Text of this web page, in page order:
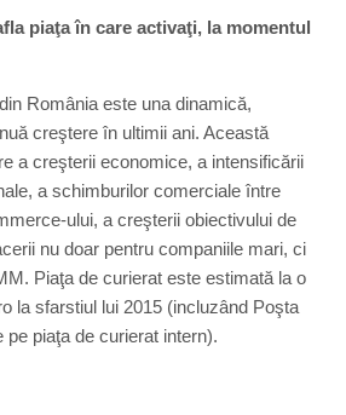
piaţa în care activaţi, la momentul
România este una dinamică,
creştere în ultimii ani. Această
a creşterii economice, a intensificării
a schimburilor comerciale între
ului, a creşterii obiectivului de
nu doar pentru companiile mari, ci
Piaţa de curierat este estimată la o
la sfarstiul lui 2015 (incluzând Poşta
pe piaţa de curierat intern).